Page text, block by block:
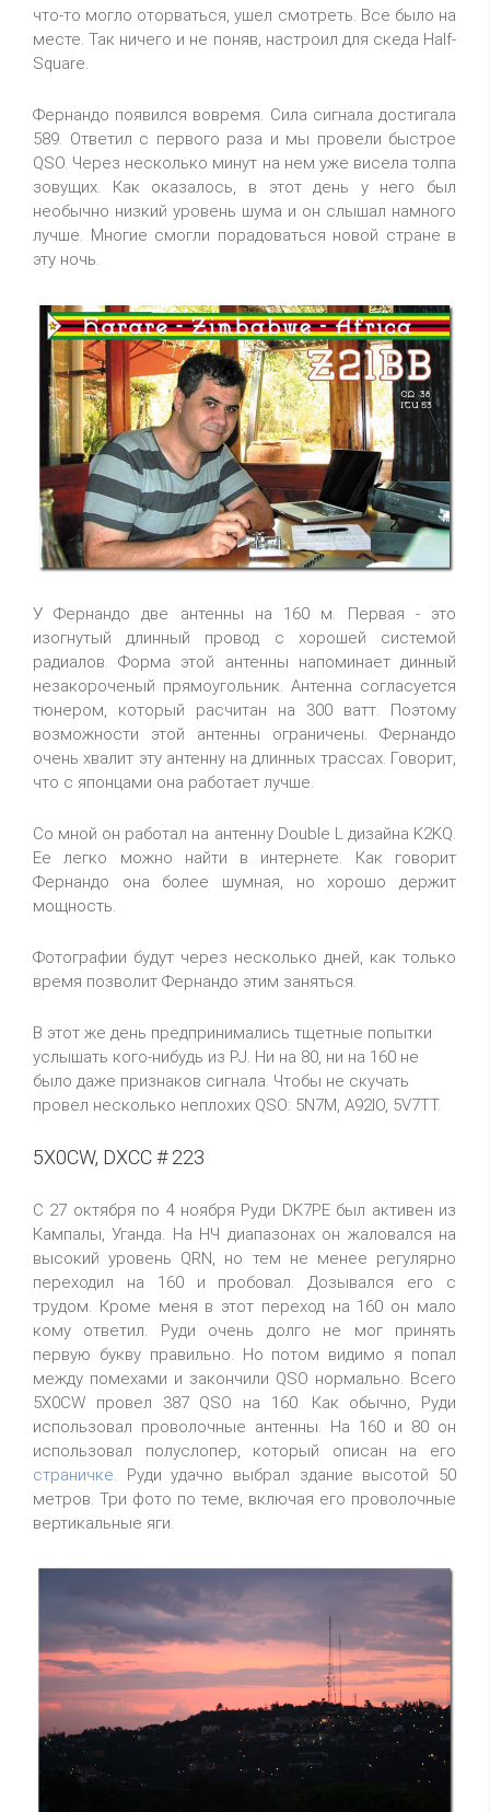
что-то могло оторваться, ушел смотреть. Все было на
месте. Так ничего и не поняв, настроил для скеда Half-
Square.
Фернандо появился вовремя. Сила сигнала достигала
589. Ответил с первого раза и мы провели быстрое
QSO. Через несколько минут на нем уже висела толпа
зовущих. Как оказалось, в этот день у него был
необычно низкий уровень шума и он слышал намного
лучше. Многие смогли порадоваться новой стране в
эту ночь.
У Фернандо две антенны на 160 м. Первая - это
изогнутый длинный провод с хорошей системой
радиалов. Форма этой антенны напоминает динный
незакороченый прямоугольник. Антенна согласуется
тюнером, который расчитан на 300 ватт. Поэтому
возможности этой антенны ограничены. Фернандо
очень хвалит эту антенну на длинных трассах. Говорит,
что с японцами она работает лучше.
Со мной он работал на антенну Double L дизайна K2KQ.
Ее легко можно найти в интернете. Как говорит
Фернандо она более шумная, но хорошо держит
мощность.
Фотографии будут через несколько дней, как только
время позволит Фернандо этим заняться.
В этот же день предпринимались тщетные попытки
услышать кого-нибудь из PJ. Ни на 80, ни на 160 не
было даже признаков сигнала. Чтобы не скучать
провел несколько неплохих QSO: 5N7M, A92IO, 5V7TT.
5X0CW, DXCC # 223
C 27 октября по 4 ноября Руди DK7PE был активен из
Кампалы, Уганда. На НЧ диапазонах он жаловался на
высокий уровень QRN, но тем не менее регулярно
переходил на 160 и пробовал. Дозывался его с
трудом. Кроме меня в этот переход на 160 он мало
кому ответил. Руди очень долго не мог принять
первую букву правильно. Но потом видимо я попал
между помехами и закончили QSO нормально. Всего
5X0CW провел 387 QSO на 160. Как обычно, Руди
использовал проволочные антенны. На 160 и 80 он
использовал полуслопер, который описан на его
страничке. Руди удачно выбрал здание высотой 50
метров. Три фото по теме, включая его проволочные
вертикальные яги.